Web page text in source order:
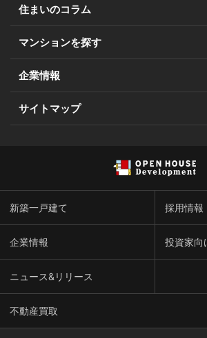
ブランド
オーダーシステム
コンパクトマンションが人気な理由
マンション選びのお手伝い
モデルルーム一覧
モデルルーム見学レポート
ご購入者様の声・実例（トップ）
ご購入者様の声
フォトギャラリー
よくいただくご質問
住まいのコラム
住まいのコラム（トップ）
お金のこと
住まい探しの知識
マンションを探す
企業情報
サイトマップ
新築一戸建て 採用情報
企業情報 投資家向
ニュース&リリース
不動産買取